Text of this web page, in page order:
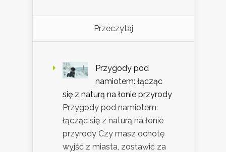
Przeczytaj
Przygody pod
namiotem: łącząc
się z naturą na łonie przyrody
Przygody pod namiotem:
łącząc się z naturą na łonie
przyrody Czy masz ochotę
wyjść z miasta, zostawić za